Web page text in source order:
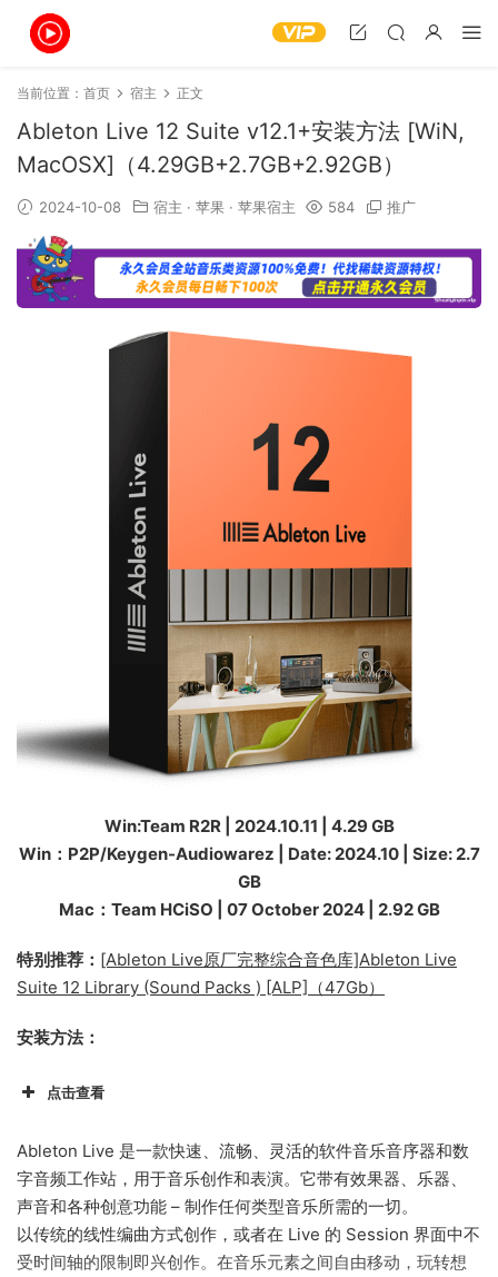
当前位置： 首页 宿主 正文
Ableton Live 12 Suite v12.1+安装方法 [WiN,
MacOSX]（4.29GB+2.7GB+2.92GB）
2024-10-08 宿主 · 苹果 · 苹果宿主 584 推广
Win:Team R2R | 2024.10.11 | 4.29 GB
Win：P2P/Keygen-Audiowarez | Date: 2024.10 | Size: 2.7
GB
Mac：Team HCiSO | 07 October 2024 | 2.92 GB
特别推荐： [Ableton Live原厂完整综合音色库]Ableton Live
Suite 12 Library (Sound Packs ) [ALP]（47Gb）
安装方法：
点击查看
Ableton Live 是一款快速、流畅、灵活的软件音乐音序器和数
字音频工作站，用于音乐创作和表演。它带有效果器、乐器、
声音和各种创意功能 – 制作任何类型音乐所需的一切。
以传统的线性编曲方式创作，或者在 Live 的 Session 界面中不
受时间轴的限制即兴创作。在音乐元素之间自由移动，玩转想